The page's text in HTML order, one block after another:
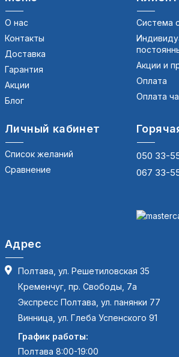
О нас
Контакты
Доставка
Гарантия
Акции
Блог
Система
Акции и
Оплата
Оплата
Личный кабинет
Список желаний
Сравнение
050 33-
067 33-
Адрес
Полтава, ул. Решетиловская 35
Кременчуг, пр. Свободы, 7а
Экспресс Полтава, ул. панянки 77
Винница, ул. Глеба Успенского 91
График работы:
Полтава 8:00-19:00